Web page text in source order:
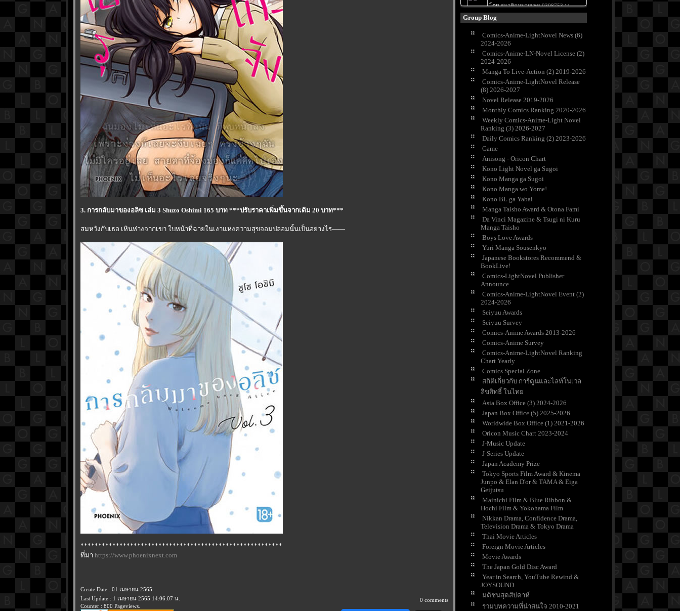
3. การกลับมาของอลิซ เล่ม 3 Shuzo Oshimi 165 บาท ***ปรับราคาเพิ่มขึ้นจากเดิม 20 บาท***
สมหวังกับเธอ เหินห่างจากเขา ใบหน้าที่ฉายในเงาแห่งความสุขจอมปลอมนั้นเป็นอย่างไร——
*********************************************************
ที่มา https://www.phoenixnext.com
Create Date : 01 เมษายน 2565
Last Update : 1 เมษายน 2565 14:06:07 น.
Counter : 800 Pageviews.
0 comments
Group Blog
Comics-Anime-LightNovel News (6)
2024-2026
Comics-Anime-LN-Novel License (2)
2024-2026
Manga To Live-Action (2) 2019-2026
Comics-Anime-LightNovel Release
(8) 2026-2027
Novel Release 2019-2026
Monthly Comics Ranking 2020-2026
Weekly Comics-Anime-Light Novel
Ranking (3) 2026-2027
Daily Comics Ranking (2) 2023-2026
Game
Anisong - Oricon Chart
Kono Light Novel ga Sugoi
Kono Manga ga Sugoi
Kono Manga wo Yome!
Kono BL ga Yabai
Manga Taisho Award & Otona Fami
Da Vinci Magazine & Tsugi ni Kuru
Manga Taisho
Boys Love Awards
Yuri Manga Sousenkyo
Japanese Bookstores Recommend &
BookLive!
Comics-LightNovel Publisher
Announce
Comics-Anime-LightNovel Event (2)
2024-2026
Seiyuu Awards
Seiyuu Survey
Comics-Anime Awards 2013-2026
Comics-Anime Survey
Comics-Anime-LightNovel Ranking
Chart Yearly
Comics Special Zone
สถิติเกี่ยวกับ การ์ตูนและไลท์โนเวล
ลิขสิทธิ์ ในไท
Asia Box Office (3) 2024-2026
Japan Box Office (5) 2025-2026
Worldwide Box Office (1) 2021-2026
Oricon Music Chart 2023-2024
J-Music Update
J-Series Update
Japan Academy Prize
Tokyo Sports Film Award & Kinema
Junpo & Elan D'or & TAMA & Eiga
Geijutsu
Mainichi Film & Blue Ribbon &
Hochi Film & Yokohama Film
Nikkan Drama, Confidence Drama,
Television Drama & Tokyo Drama
Thai Movie Articles
Foreign Movie Articles
Movie Awards
The Japan Gold Disc Award
Year in Search, YouTube Rewind &
JOYSOUND
มติชนสุดสัปดาห์
รวมบทความที่น่าสนใจ 2010-2021